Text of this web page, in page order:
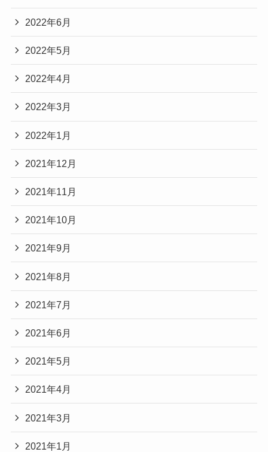
2022年6月
2022年5月
2022年4月
2022年3月
2022年1月
2021年12月
2021年11月
2021年10月
2021年9月
2021年8月
2021年7月
2021年6月
2021年5月
2021年4月
2021年3月
2021年1月